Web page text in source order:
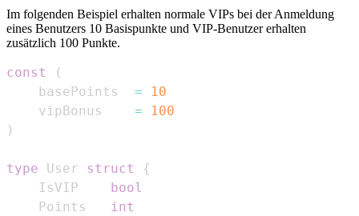
Im folgenden Beispiel erhalten normale VIPs bei der Anmeldung
eines Benutzers 10 Basispunkte und VIP-Benutzer erhalten
zusätzlich 100 Punkte.
const
(
    basePoints
=
10
    vipBonus
=
100
)
type User struct
{
    IsVIP
bool
    Points
int